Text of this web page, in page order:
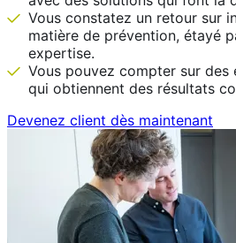
Vous constatez un retour sur
matière de prévention, étayé
expertise.
Vous pouvez compter sur des
qui obtiennent des résultats
Devenez client dès maintenant